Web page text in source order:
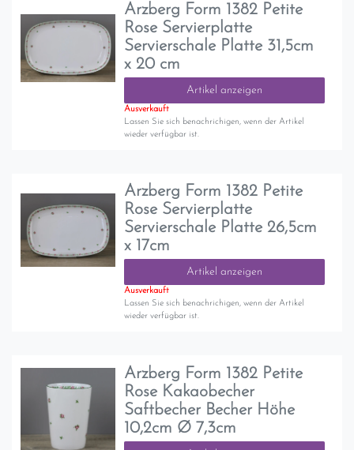
Arzberg Form 1382 Petite
Rose Servierplatte
Servierschale Platte 31,5cm
x 20 cm
Artikel anzeigen
Ausverkauft
Lassen Sie sich benachrichigen, wenn der Artikel
wieder verfügbar ist.
Arzberg Form 1382 Petite
Rose Servierplatte
Servierschale Platte 26,5cm
x 17cm
Artikel anzeigen
Ausverkauft
Lassen Sie sich benachrichigen, wenn der Artikel
wieder verfügbar ist.
Arzberg Form 1382 Petite
Rose Kakaobecher
Saftbecher Becher Höhe
10,2cm Ø 7,3cm